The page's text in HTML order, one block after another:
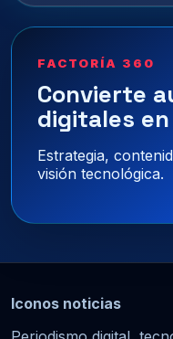
FACTORÍA 360
Convierte
digitales
Estrategia,
visión tecnológica.
Iconos noticias